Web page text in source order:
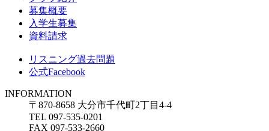
募集概要
入学生募集
資料請求
リスニング過去問題
公式Facebook
INFORMATION
〒870-8658 大分市千代町2丁目4-4
TEL 097-535-0201
FAX 097-533-2660